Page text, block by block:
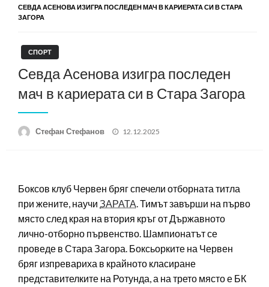
СЕВДА АСЕНОВА ИЗИГРА ПОСЛЕДЕН МАЧ В КАРИЕРАТА СИ В СТАРА
ЗАГОРА
СПОРТ
Севда Асенова изигра последен
мач в кариерата си в Стара Загора
Стефан Стефанов
Posted
12.12.2025
Боксов клуб Червен бряг спечели отборната титла
при жените, научи ЗАРАТА. Тимът завърши на първо
място след края на втория кръг от Държавното
лично-отборно първенство. Шампионатът се
проведе в Стара Загора. Боксьорките на Червен
бряг изпревариха в крайното класиране
представителките на Ротунда, а на трето място е БК